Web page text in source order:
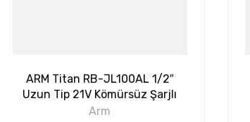
ARM Titan RB-JL100AL 1/2″
Uzun Tip 21V Kömürsüz Şarjlı
Cırcır - 160 N.m Güç
Arm